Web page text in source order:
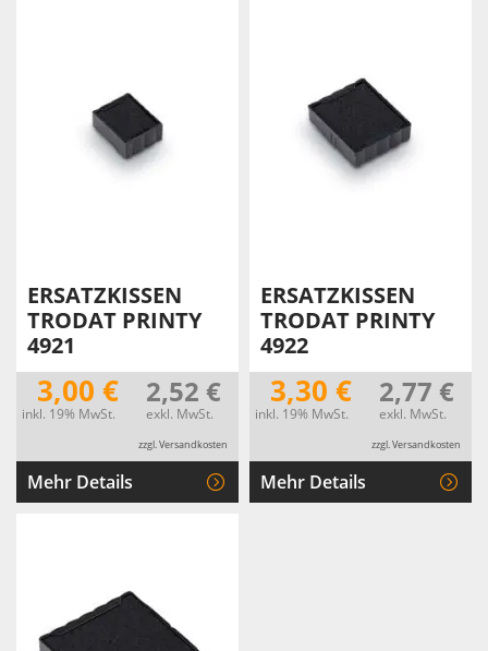
ERSATZKISSEN
TRODAT PRINTY
4921
3,00 €
inkl. 19% MwSt.
2,52 €
exkl. MwSt.
zzgl. Versandkosten
Mehr Details
ERSATZKISSEN
TRODAT PRINTY
4922
3,30 €
inkl. 19% MwSt.
2,77 €
exkl. MwSt.
zzgl. Versandkosten
Mehr Details